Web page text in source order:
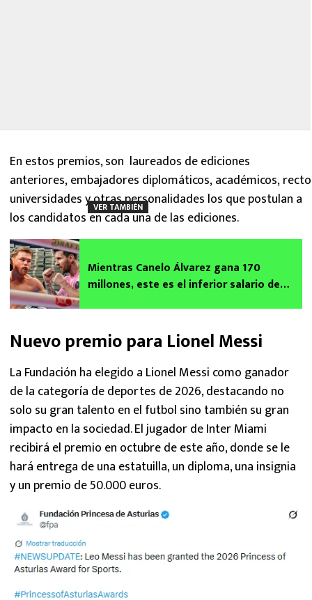
En estos premios, son laureados de ediciones
anteriores, embajadores diplomáticos, académicos,
universidades y otras personalidades los que postulan a
los candidatos en cada una de las ediciones.
VER TAMBIÉN
Mientras Canelo Álvarez gana 170
millones, este es el inferior salario de
Nuevo premio para Lionel Messi
La Fundación ha elegido a Lionel Messi como ganador
de la categoría de deportes de 2026, destacando no
solo su gran talento en el futbol sino también su gran
impacto en la sociedad. El jugador de Inter Miami
recibirá el premio en octubre de este año, donde se le
hará entrega de una estatuilla, un diploma, una insignia
y un premio de 50.000 euros.